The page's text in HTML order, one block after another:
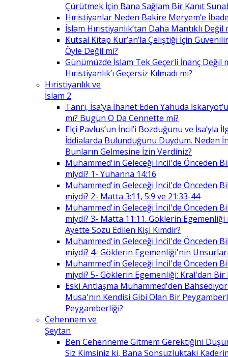
Çürütmek İçin Bana Sağlam Bir Kanıt
Hıristiyanlar Neden Bakire Meryem’e
İslam Hıristiyanlık’tan Daha Mantıklı Değil
Kutsal Kitap Kur’an’la Çeliştiği İçin
Öyle Değil mi?
Günümüzde İslam Tek Geçerli İnanç Değil
Hıristiyanlık’ı Geçersiz Kılmadı mı?
Hıristiyanlık ve
İslam 2
Tanrı, İsa’ya İhanet Eden Yahuda
mı? Bugün O Da Cennette mi?
Elçi Pavlus’un İncil’i Bozduğunu ve İsa’yla
İddialarda Bulunduğunu Duydum. Neden
Bunların Gelmesine İzin Verdiniz?
Muhammed'in Geleceği İncil'de Önceden
miydi? 1- Yuhanna 14:16
Muhammed'in Geleceği İncil'de Önceden
miydi? 2- Matta 3:11, 5:9 ve 21:33-44
Muhammed'in Geleceği İncil'de Önceden
miydi? 3- Matta 11:11. Göklerin
Ayette Sözü Edilen Kişi Kimdir?
Muhammed'in Geleceği İncil'de Önceden
miydi? 4- Göklerin Egemenliği'nin
Muhammed'in Geleceği İncil'de Önceden
miydi? 5- Göklerin Egemenliği: Kral'dan Bir
Eski Antlaşma Muhammed'den Bahsediyor
Musa'nın Kendisi Gibi Olan Bir
Peygamberliği?
Cehennem ve
Şeytan
Ben Cehenneme Gitmem Gerektiğini
Siz Kimsiniz ki, Bana Sonsuzluktaki